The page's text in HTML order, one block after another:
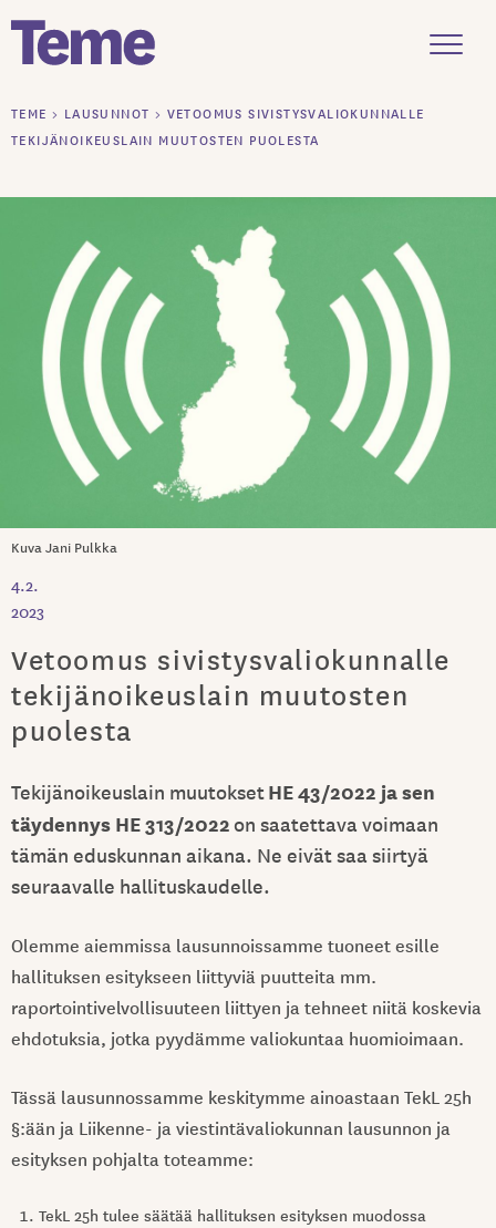
Siirry
sisältöön
TEME > LAUSUNNOT > VETOOMUS SIVISTYSVALIOKUNNALLE
TEKIJÄNOIKEUSLAIN MUUTOSTEN PUOLESTA
Kuva Jani Pulkka
4.2.
2023
Vetoomus sivistysvaliokunnalle
tekijänoikeuslain muutosten
puolesta
Tekijänoikeuslain muutoksetHE 43/2022 ja sen
täydennys HE 313/2022on saatettava voimaan
tämän eduskunnan aikana. Ne eivät saa siirtyä
seuraavalle hallituskaudelle.
Olemme aiemmissa lausunnoissamme tuoneet esille
hallituksen esitykseen liittyviä puutteita mm.
raportointivelvollisuuteen liittyen ja tehneet niitä koskevia
ehdotuksia, jotka pyydämme valiokuntaa huomioimaan.
Tässä lausunnossamme keskitymme ainoastaan TekL 25h
§:ään ja Liikenne- ja viestintävaliokunnan lausunnon ja
esityksen pohjalta toteamme:
TekL 25h tulee säätää hallituksen esityksen muodossa